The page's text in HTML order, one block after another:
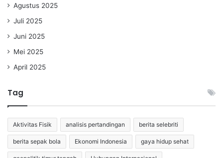
Agustus 2025
Juli 2025
Juni 2025
Mei 2025
April 2025
Tag
Aktivitas Fisik analisis pertandingan berita selebriti
berita sepak bola Ekonomi Indonesia gaya hidup sehat